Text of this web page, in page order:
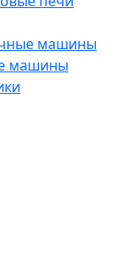
машины
машины